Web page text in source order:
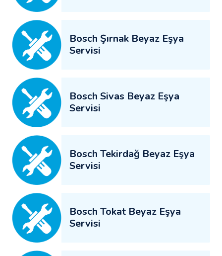
Bosch Şırnak Beyaz Eşya
Servisi
Bosch Sivas Beyaz Eşya
Servisi
Bosch Tekirdağ Beyaz Eşya
Servisi
Bosch Tokat Beyaz Eşya
Servisi